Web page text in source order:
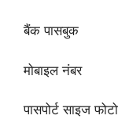
बैंक पासबुक
मोबाइल नंबर
पासपोर्ट साइज फोटो